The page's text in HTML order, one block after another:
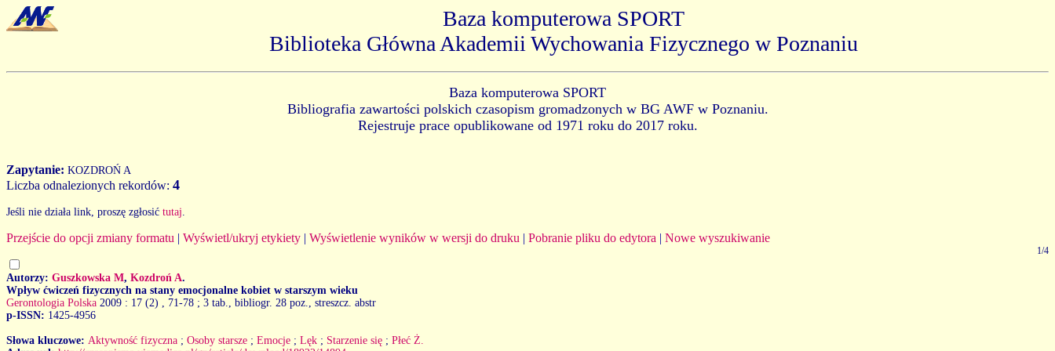
Baza komputerowa SPORT
Biblioteka Główna Akademii Wychowania Fizycznego w Poznaniu
Baza komputerowa SPORT
Bibliografia zawartości polskich czasopism gromadzonych w BG AWF w Poznaniu.
Rejestruje prace opublikowane od 1971 roku do 2017 roku.
Zapytanie: KOZDROŃ A
Liczba odnalezionych rekordów: 4
Jeśli nie działa link, proszę zgłosić tutaj
Przejście do opcji zmiany formatu | Wyświetl/ukryj etykiety | Wyświetlenie wyników w wersji do druku | Pobranie pliku do edytora | Nowe wyszukiwanie
1/4
Autorzy: Guszkowska M, Kozdroń A.
Wpływ ćwiczeń fizycznych na stany emocjonalne kobiet w starszym wieku
Gerontologia Polska 2009 : 17 (2)
, 71-78 ; 3 tab., bibliogr. 28 poz., streszcz. abstr
p-ISSN: 1425-4956
Słowa kluczowe: Aktywność fizyczna ; Osoby starsze ; Emocje ; Lęk ; Starzenie się ; Płeć Ż.